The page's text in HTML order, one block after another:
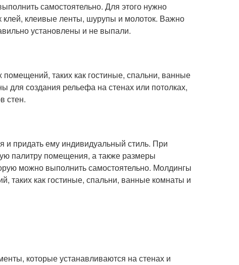
самостоятельно. Для этого нужно
клей, клеивые ленты, шурупы и молоток. Важно
установлены и не выпали.
таких как гостиные, спальни, ванные
для создания рельефа на стенах или потолках,
стен.
и придать ему индивидуальный стиль. При
палитру помещения, а также размеры
можно выполнить самостоятельно. Молдингы
таких как гостиные, спальни, ванные комнаты и
которые устанавливаются на стенах и